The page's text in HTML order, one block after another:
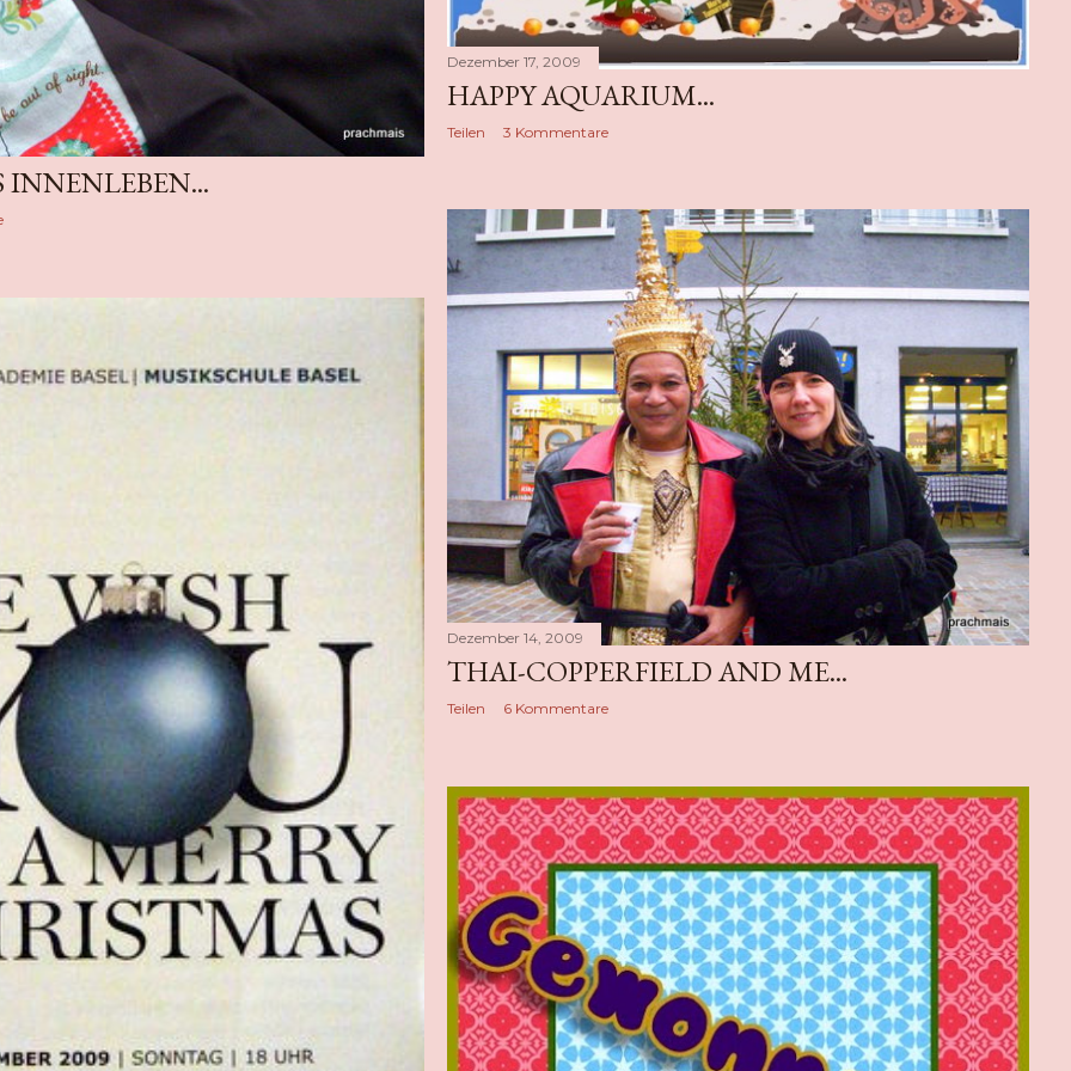
Dezember 17, 2009
HAPPY AQUARIUM...
Teilen
3 Kommentare
INNENLEBEN...
Dezember 14, 2009
THAI-COPPERFIELD AND ME...
Teilen 6 Kommentare